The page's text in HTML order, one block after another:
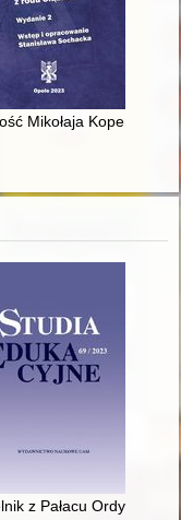
finansowy i
Mikołaja Kopernika z
1923-2023 :
z Pałacu